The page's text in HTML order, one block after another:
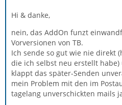
Hi & danke,
nein, das AddOn funzt
Vorversionen von TB.
Ich sende so gut wie nie direkt
die ich selbst neu erstellt
klappt das später-Senden
mein Problem mit den im
tagelang unverschickten mails